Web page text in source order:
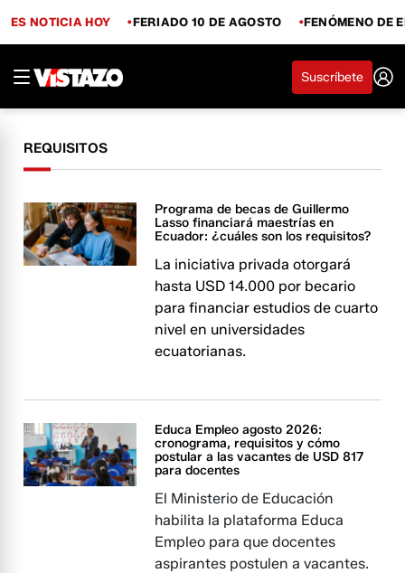
ES NOTICIA HOY FERIADO 10 DE AGOSTO FENÓMENO DE
Suscríbete
REQUISITOS
Programa de becas de Guillermo
Lasso financiará maestrías en
Ecuador: ¿cuáles son los requisitos?
La iniciativa privada otorgará
hasta USD 14.000 por becario
para financiar estudios de cuarto
nivel en universidades
ecuatorianas.
Educa Empleo agosto 2026:
cronograma, requisitos y cómo
postular a las vacantes de USD 817
para docentes
El Ministerio de Educación
habilita la plataforma Educa
Empleo para que docentes
aspirantes postulen a vacantes.